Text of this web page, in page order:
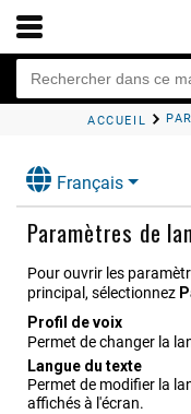
ACCUEIL
Français
Paramètres de
Pour ouvrir les
principal, sélectionnez
Profil de voix
Permet de changer la
Langue du texte
Permet de modifier la
affichés à l'écran.